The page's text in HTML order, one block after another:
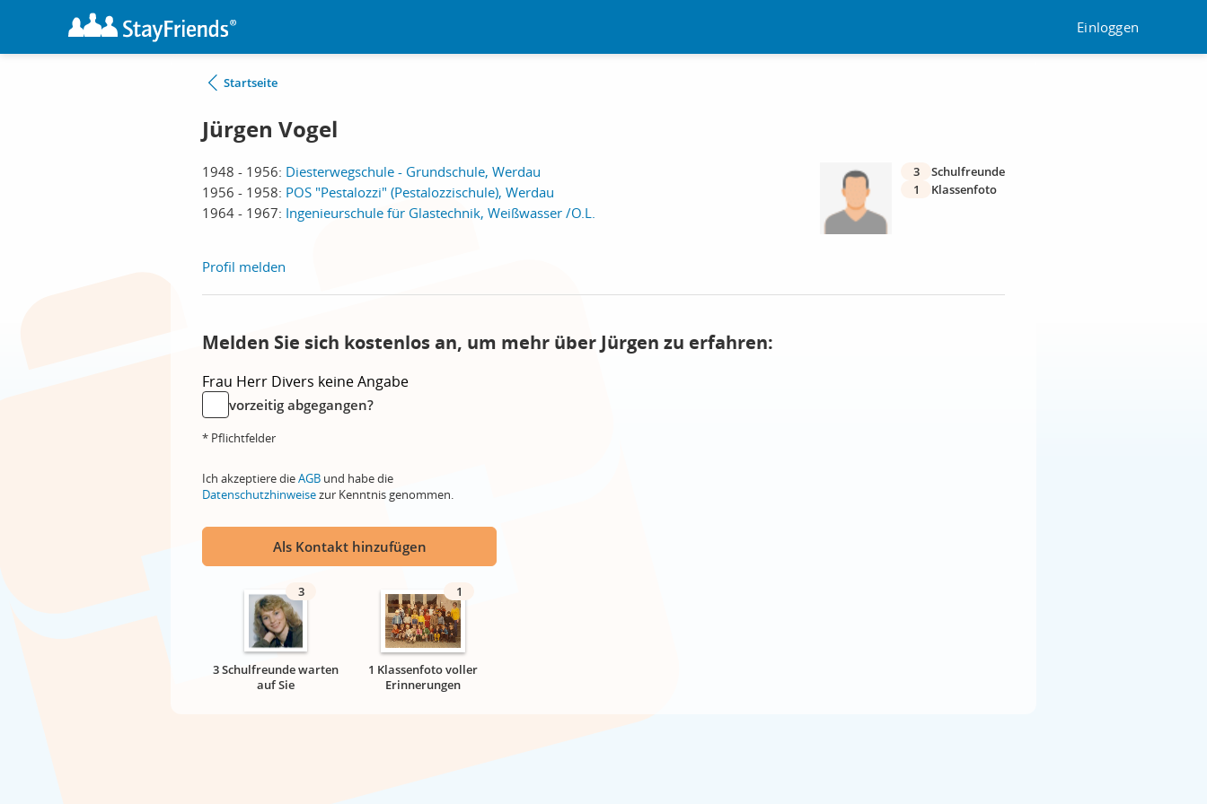
Einloggen
Startseite
Jürgen Vogel
1948 - 1956: Diesterwegschule - Grundschule, Werdau
1956 - 1958: POS "Pestalozzi" (Pestalozzischule), Werdau
1964 - 1967: Ingenieurschule für Glastechnik, Weißwasser /O.L.
3
Schulfreunde
1
Klassenfoto
Profil melden
Melden Sie sich kostenlos an, um mehr über Jürgen zu erfahren:
Frau Herr Divers keine Angabe
vorzeitig abgegangen?
* Pflichtfelder
Ich akzeptiere dieAGB und habe die
Datenschutzhinweisezur Kenntnis genommen.
Als Kontakt hinzufügen
3
3 Schulfreunde warten
auf Sie
1
1 Klassenfoto voller
Erinnerungen